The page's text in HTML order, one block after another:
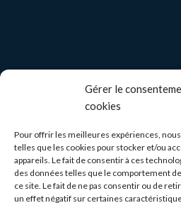
Gérer le
cookies
Pour offrir les meilleures expériences,
telles que les cookies pour stocker et/ou
appareils. Le fait de consentir à ces
des données telles que le comportement
ce site. Le fait de ne pas consentir ou de
un effet négatif sur certaines